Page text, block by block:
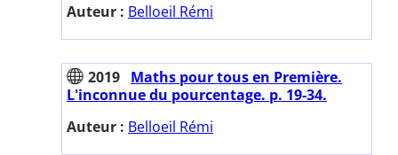
Auteur : Belloeil Rémi
2019 Maths pour tous en Première.
L'inconnue du pourcentage. p. 19-34.
Auteur : Belloeil Rémi